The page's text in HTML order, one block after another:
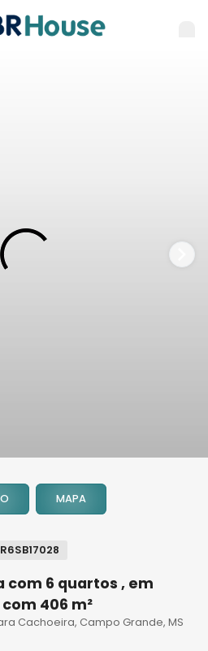
MAPA
com 6 quartos , em
406 m²
Cachoeira, Campo Grande, MS